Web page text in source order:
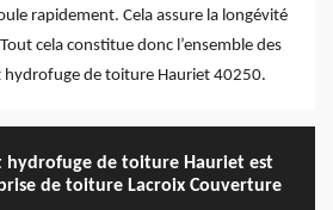
rapidement. Cela assure la longévité
cela constitue donc l’ensemble des
hydrofuge de toiture Hauriet 40250.
hydrofuge de toiture Hauriet est
de toiture Lacroix Couverture